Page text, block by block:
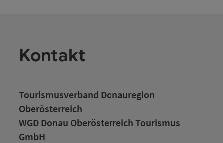
Kontakt
Tourismusverband Donauregion
Oberösterreich
WGD Donau Oberösterreich Tourismus
GmbH